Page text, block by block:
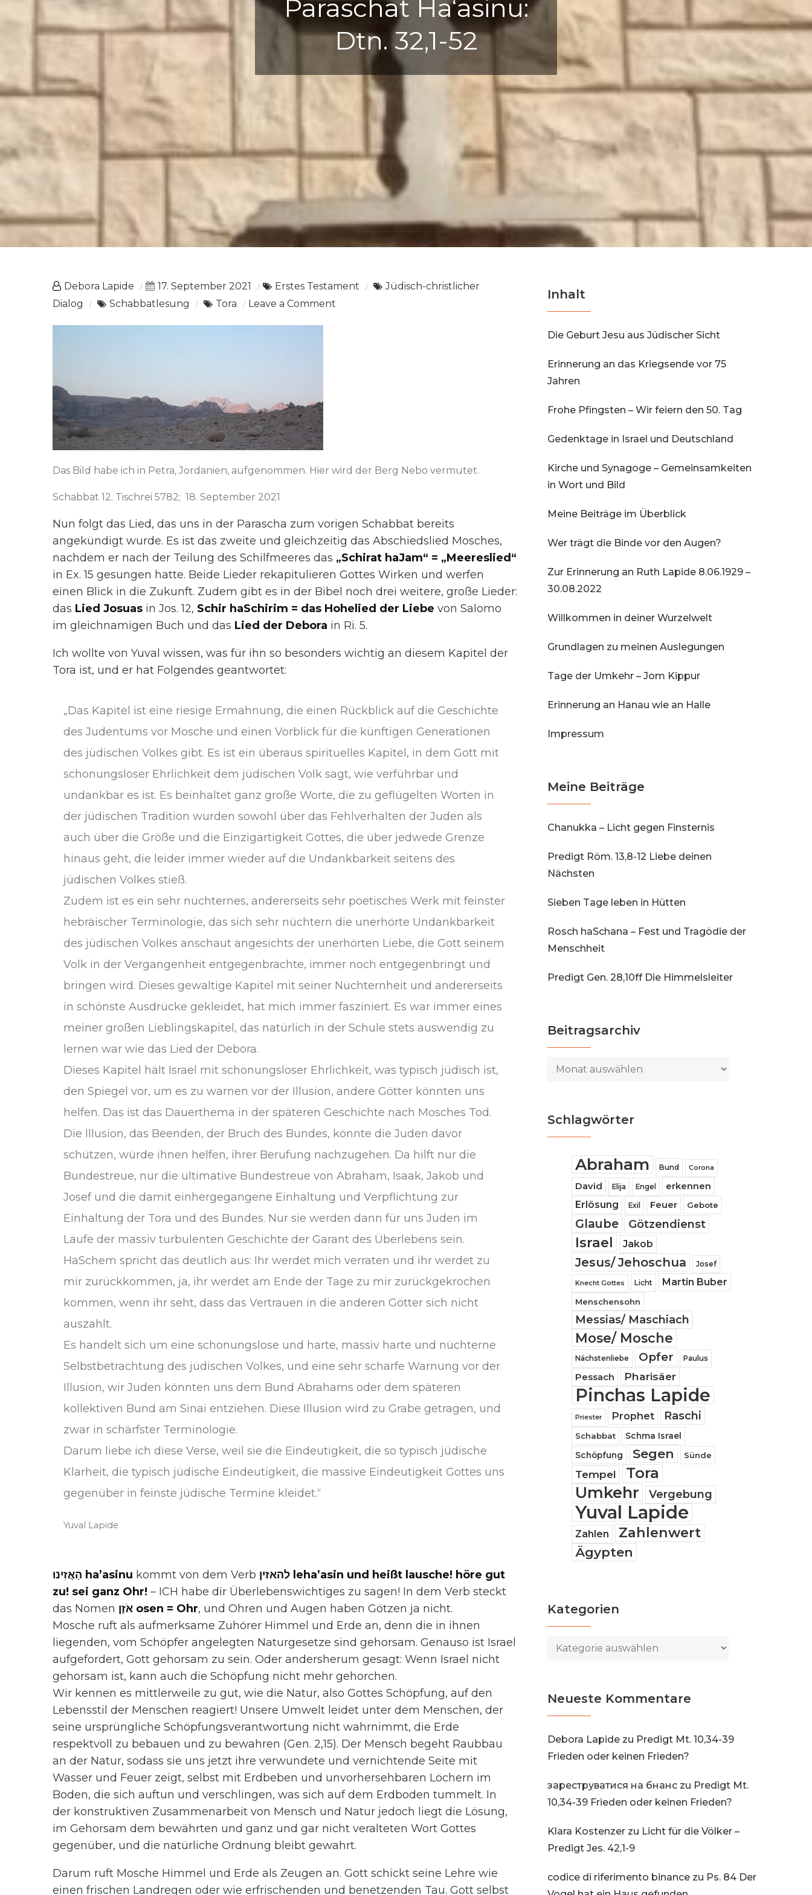
Paraschat Ha‘asinu:
Dtn. 32,1-52
Debora Lapide 17. September 2021 Erstes Testament
Jüdisch-christlicher
Dialog
Schabbatlesung Tora Leave a Comment
Das Bild habe ich in Petra, Jordanien, aufgenommen. Hier wird der Berg Nebo vermutet.
Schabbat 12. Tischrei 5782; 18. September 2021
Nun folgt das Lied, das uns in der Parascha zum vorigen Schabbat bereits
angekündigt wurde. Es ist das zweite und gleichzeitig das Abschiedslied Mosches,
nachdem er nach der Teilung des Schilfmeeres das „Schirat haJam“ = „Meereslied“
in Ex. 15 gesungen hatte. Beide Lieder rekapitulieren Gottes Wirken und werfen
einen Blick in die Zukunft. Zudem gibt es in der Bibel noch drei weitere, große Lieder:
das Lied Josuas in Jos. 12, Schir haSchirim = das Hohelied der Liebe von Salomo
im gleichnamigen Buch und das Lied der Debora in Ri. 5.
Ich wollte von Yuval wissen, was für ihn so besonders wichtig an diesem Kapitel der
Tora ist, und er hat Folgendes geantwortet:
„Das Kapitel ist eine riesige Ermahnung, die einen Rückblick auf die Geschichte
des Judentums vor Mosche und einen Vorblick für die künftigen Generationen
des jüdischen Volkes gibt. Es ist ein überaus spirituelles Kapitel, in dem Gott mit
schonungsloser Ehrlichkeit dem jüdischen Volk sagt, wie verführbar und
undankbar es ist. Es beinhaltet ganz große Worte, die zu geflügelten Worten in
der jüdischen Tradition wurden sowohl über das Fehlverhalten der Juden als
auch über die Größe und die Einzigartigkeit Gottes, die über jedwede Grenze
hinaus geht, die leider immer wieder auf die Undankbarkeit seitens des
jüdischen Volkes stieß.
Zudem ist es ein sehr nüchternes, andererseits sehr poetisches Werk mit feinster
hebräischer Terminologie, das sich sehr nüchtern die unerhörte Undankbarkeit
des jüdischen Volkes anschaut angesichts der unerhörten Liebe, die Gott seinem
Volk in der Vergangenheit entgegenbrachte, immer noch entgegenbringt und
bringen wird. Dieses gewaltige Kapitel mit seiner Nüchternheit und andererseits
in schönste Ausdrücke gekleidet, hat mich immer fasziniert. Es war immer eines
meiner großen Lieblingskapitel, das natürlich in der Schule stets auswendig zu
lernen war wie das Lied der Debora.
Dieses Kapitel hält Israel mit schonungsloser Ehrlichkeit, was typisch jüdisch ist,
den Spiegel vor, um es zu warnen vor der Illusion, andere Götter könnten uns
helfen. Das ist das Dauerthema in der späteren Geschichte nach Mosches Tod.
Die Illusion, das Beenden, der Bruch des Bundes, könnte die Juden davor
schützen, würde ihnen helfen, ihrer Berufung nachzugehen. Da hilft nur die
Bundestreue, nur die ultimative Bundestreue von Abraham, Isaak, Jakob und
Josef und die damit einhergegangene Einhaltung und Verpflichtung zur
Einhaltung der Tora und des Bundes. Nur sie werden dann für uns Juden im
Laufe der massiv turbulenten Geschichte der Garant des Überlebens sein.
HaSchem spricht das deutlich aus: Ihr werdet mich verraten und ihr werdet zu
mir zurückkommen, ja, ihr werdet am Ende der Tage zu mir zurückgekrochen
kommen, wenn ihr seht, dass das Vertrauen in die anderen Götter sich nicht
auszahlt.
Es handelt sich um eine schonungslose und harte, massiv harte und nüchterne
Selbstbetrachtung des jüdischen Volkes, und eine sehr scharfe Warnung vor der
Illusion, wir Juden könnten uns dem Bund Abrahams oder dem späteren
kollektiven Bund am Sinai entziehen. Diese Illusion wird zu Grabe getragen, und
zwar in schärfster Terminologie.
Darum liebe ich diese Verse, weil sie die Eindeutigkeit, die so typisch jüdische
Klarheit, die typisch jüdische Eindeutigkeit, die massive Eindeutigkeit Gottes uns
gegenüber in feinste jüdische Termine kleidet.“
Yuval Lapide
הַאֲזִינוּ ha’asinu kommt von dem Verb להאזין leha’asin und heißt lausche! höre gut
zu! sei ganz Ohr! – ICH habe dir Überlebenswichtiges zu sagen! In dem Verb steckt
das Nomen
אֹזֶן osen = Ohr, und Ohren und Augen haben Götzen ja nicht.
Mosche ruft als aufmerksame Zuhörer Himmel und Erde an, denn die in ihnen
liegenden, vom Schöpfer angelegten Naturgesetze sind gehorsam. Genauso ist Israel
aufgefordert, Gott gehorsam zu sein. Oder andersherum gesagt: Wenn Israel nicht
gehorsam ist, kann auch die Schöpfung nicht mehr gehorchen.
Wir kennen es mittlerweile zu gut, wie die Natur, also Gottes Schöpfung, auf den
Lebensstil der Menschen reagiert! Unsere Umwelt leidet unter dem Menschen, der
seine ursprüngliche Schöpfungsverantwortung nicht wahrnimmt, die Erde
respektvoll zu bebauen und zu bewahren (Gen. 2,15). Der Mensch begeht Raubbau
an der Natur, sodass sie uns jetzt ihre verwundete und vernichtende Seite mit
Wasser und Feuer zeigt, selbst mit Erdbeben und unvorhersehbaren Löchern im
Boden, die sich auftun und verschlingen, was sich auf dem Erdboden tummelt. In
der konstruktiven Zusammenarbeit von Mensch und Natur jedoch liegt die Lösung,
im Gehorsam dem bewährten und ganz und gar nicht veralteten Wort Gottes
gegenüber, und die natürliche Ordnung bleibt gewahrt.
Darum ruft Mosche Himmel und Erde als Zeugen an. Gott schickt seine Lehre wie
einen frischen Landregen oder wie erfrischenden und benetzenden Tau. Gott selbst
Inhalt
Die Geburt Jesu aus Jüdischer Sicht
Erinnerung an das Kriegsende vor 75
Jahren
Frohe Pfingsten – Wir feiern den 50. Tag
Gedenktage in Israel und Deutschland
Kirche und Synagoge – Gemeinsamkeiten
in Wort und Bild
Meine Beiträge im Überblick
Wer trägt die Binde vor den Augen?
Zur Erinnerung an Ruth Lapide 8.06.1929 –
30.08.2022
Willkommen in deiner Wurzelwelt
Grundlagen zu meinen Auslegungen
Tage der Umkehr – Jom Kippur
Erinnerung an Hanau wie an Halle
Impressum
Meine Beiträge
Chanukka – Licht gegen Finsternis
Predigt Röm. 13,8-12 Liebe deinen
Nächsten
Sieben Tage leben in Hütten
Rosch haSchana – Fest und Tragödie der
Menschheit
Predigt Gen. 28,10ff Die Himmelsleiter
Beitragsarchiv
Beitragsarchiv
Schlagwörter
Abraham Bund Corona
David Elija Engel erkennen
Erlösung Exil Feuer Gebote
Glaube Götzendienst
Israel Jakob
Jesus/ Jehoschua Josef
Knecht Gottes Licht Martin Buber
Menschensohn
Messias/ Maschiach
Mose/ Mosche
Nächstenliebe Opfer Paulus
Pessach Pharisäer
Pinchas Lapide
Priester Prophet Raschi
Schabbat
Schma Israel
Schöpfung
Segen Sünde
Tempel Tora
Umkehr Vergebung
Yuval Lapide
Zahlen Zahlenwert
Ägypten
Kategorien
Kategorien
Neueste Kommentare
Debora Lapide zu Predigt Mt. 10,34-39
Frieden oder keinen Frieden?
зареструватися на бнанс zu Predigt Mt.
10,34-39 Frieden oder keinen Frieden?
Klara Kostenzer zu Licht für die Völker –
Predigt Jes. 42,1-9
codice di riferimento binance zu Ps. 84 Der